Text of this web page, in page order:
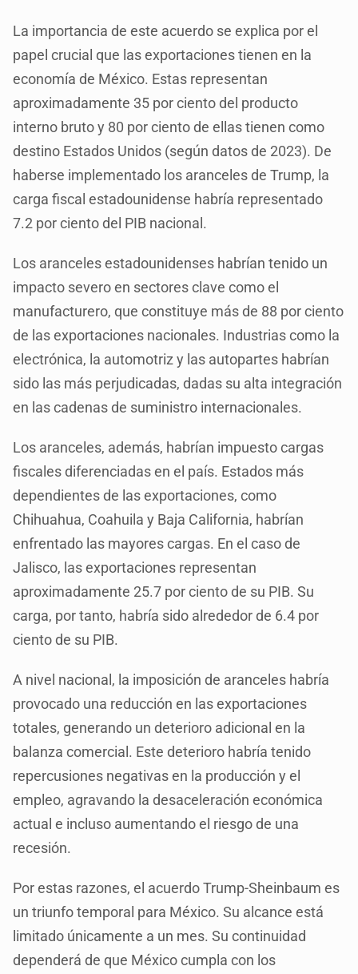
La importancia de este acuerdo se explica por el
papel crucial que las exportaciones tienen en la
economía de México. Estas representan
aproximadamente 35 por ciento del producto
interno bruto y 80 por ciento de ellas tienen como
destino Estados Unidos (según datos de 2023). De
haberse implementado los aranceles de Trump, la
carga fiscal estadounidense habría representado
7.2 por ciento del PIB nacional.
Los aranceles estadounidenses habrían tenido un
impacto severo en sectores clave como el
manufacturero, que constituye más de 88 por ciento
de las exportaciones nacionales. Industrias como la
electrónica, la automotriz y las autopartes habrían
sido las más perjudicadas, dadas su alta integración
en las cadenas de suministro internacionales.
Los aranceles, además, habrían impuesto cargas
fiscales diferenciadas en el país. Estados más
dependientes de las exportaciones, como
Chihuahua, Coahuila y Baja California, habrían
enfrentado las mayores cargas. En el caso de
Jalisco, las exportaciones representan
aproximadamente 25.7 por ciento de su PIB. Su
carga, por tanto, habría sido alrededor de 6.4 por
ciento de su PIB.
A nivel nacional, la imposición de aranceles habría
provocado una reducción en las exportaciones
totales, generando un deterioro adicional en la
balanza comercial. Este deterioro habría tenido
repercusiones negativas en la producción y el
empleo, agravando la desaceleración económica
actual e incluso aumentando el riesgo de una
recesión.
Por estas razones, el acuerdo Trump-Sheinbaum es
un triunfo temporal para México. Su alcance está
limitado únicamente a un mes. Su continuidad
dependerá de que México cumpla con los